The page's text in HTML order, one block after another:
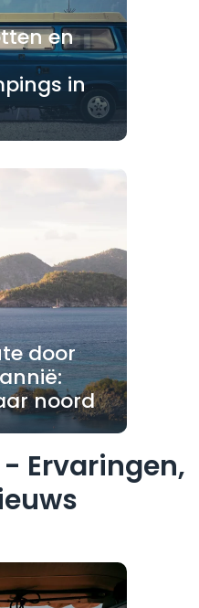
en
in
door
noord
Ervaringen,